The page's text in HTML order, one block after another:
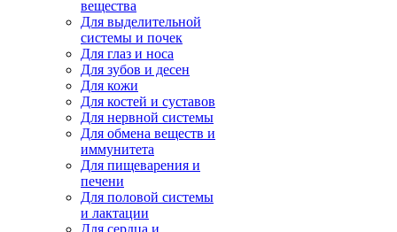
вещества
Для выделительной
системы и почек
Для глаз и носа
Для зубов и десен
Для кожи
Для костей и суставов
Для нервной системы
Для обмена веществ и
иммунитета
Для пищеварения и
печени
Для половой системы
и лактации
Для сердца и